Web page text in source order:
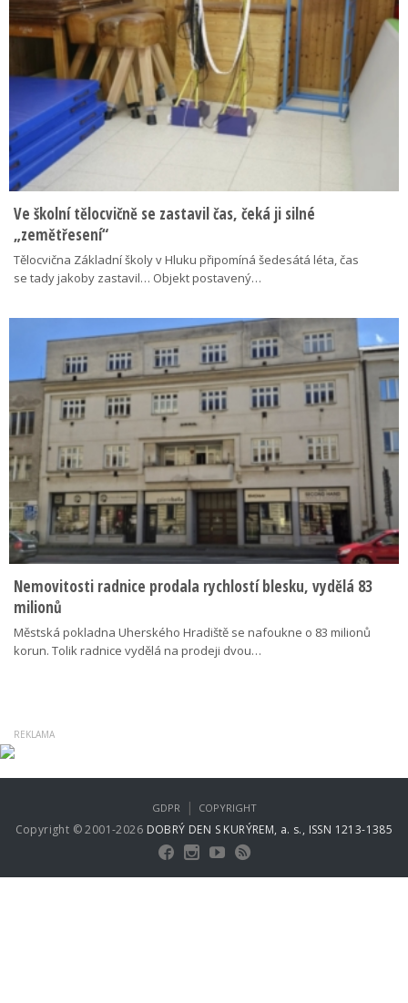
Ve školní tělocvičně se zastavil čas, čeká ji silné
„zemětřesení“
Tělocvična Základní školy v Hluku připomíná šedesátá léta, čas
se tady jakoby zastavil… Objekt postavený…
Nemovitosti radnice prodala rychlostí blesku, vydělá 83
milionů
Městská pokladna Uherského Hradiště se nafoukne o 83 milionů
korun. Tolik radnice vydělá na prodeji dvou…
Copyright © 2001-2026 DOBRÝ DEN S KURÝREM, a. s., ISSN 1213-1385
GDPR | COPYRIGHT